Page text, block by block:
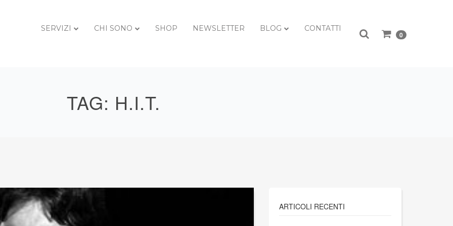
SERVIZI CHI SONO SHOP NEWSLETTER BLOG CONTATTI
0
TAG: H.I.T.
ARTICOLI RECENTI